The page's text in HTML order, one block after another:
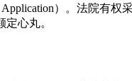
）。法院有权
心丸。